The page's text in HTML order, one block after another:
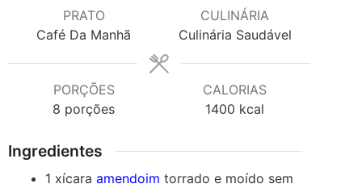
PRATO
Café Da Manhã
CULINÁRIA
Culinária Saudável
PORÇÕES
8 porções
CALORIAS
1400 kcal
Ingredientes
1 xícara amendoim torrado e moído sem